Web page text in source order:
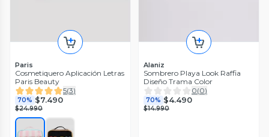
Paris
Cosmetiquero Aplicación Letras
Paris Beauty
5(3)
70% $7.490
$24.990
Alaniz
Sombrero Playa Look Raffia
Diseño Trama Color
0(0)
70% $4.490
$14.990